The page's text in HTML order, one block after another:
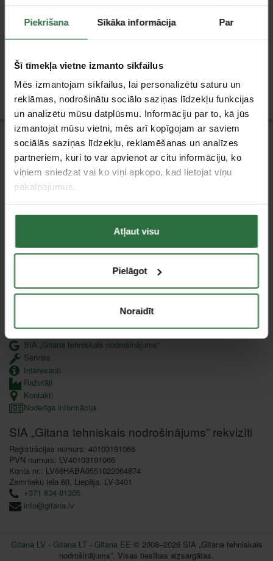
Piekrišana Sīkāka informācija Par
Šī tīmekļa vietne izmanto sīkfailus
Mēs izmantojam sīkfailus, lai personalizētu saturu un
reklāmas, nodrošinātu sociālo saziņas līdzekļu funkcijas
un analizētu mūsu datplūsmu. Informāciju par to, kā jūs
izmantojat mūsu vietni, mēs arī kopīgojam ar saviem
sociālās saziņas līdzekļu, reklamēšanas un analīzes
partneriem, kuri to var apvienot ar citu informāciju, ko
viņiem sniedzat vai ko viņi apkopo, kad lietojat viņu
pakalpojumus.
Atļaut visu
Pielāgot
Noraidīt
Montāžas putu pistole
Ir noliktavā
Montāžas putu pistole
Jaunumi
Klientu apkalpošana
Apmaksa
Pirkšana uz nomaksu (līzingā)
Garantijas saistības un preču atgriešana
Datu aizsardzība
Uzņēmuma informācija
SIA „Gitana tehniskais nodrošinājums”
Serviss
Interesanti
Ražotāji
Kontakti
Noderīga informācija
SIA „Gitana tehniskais nodrošinājums” rekvizīti
Reģistrācijas numurs: 40103191066
PVN numurs: LV40103191066
Konta nr.: LV66HABA0551022064874
Zemnieku iela 60, Liepāja, LV-3401
+371 634 81305
info@gitana.lv
Gitana LV - Gitana LT- Gitana EE © 2008–2026 SIA „Gitana tehniskais
nodrošinājums”. Visas tiesības aizsargātas.